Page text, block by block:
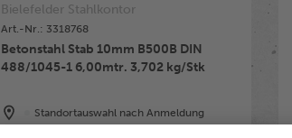
Bielefelder Stahlkontor
Art.-Nr.: 3318768
Betonstahl Stab 10mm B500B DIN
488/1045-1 6,00mtr. 3,702 kg/Stk
Standortauswahl nach Anmeldung